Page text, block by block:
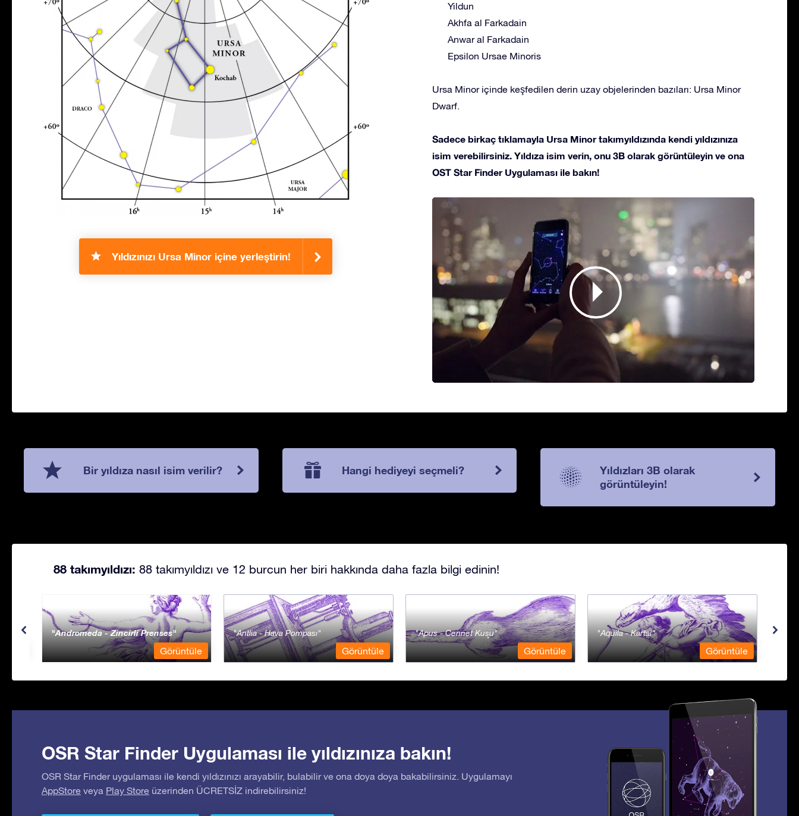
Yıldızınızı Ursa Minor içine yerleştirin!
Yildun
Akhfa al Farkadain
Anwar al Farkadain
Epsilon Ursae Minoris
Ursa Minor içinde keşfedilen derin uzay objelerinden bazıları: Ursa Minor
Dwarf.
Sadece birkaç tıklamayla Ursa Minor takımyıldızında kendi yıldızınıza
isim verebilirsiniz. Yıldıza isim verin, onu 3B olarak görüntüleyin ve ona
OST Star Finder Uygulaması ile bakın!
Bir yıldıza nasıl isim verilir? Hangi hediyeyi seçmeli?
Yıldızları 3B olarak
görüntüleyin!
88 takımyıldızı: 88 takımyıldızı ve 12 burcun her biri hakkında daha fazla bilgi edinin!
Andromeda - Zincirli Prenses
Görüntüle
Antlia - Hava Pompası
Görüntüle
Apus - Cennet Kuşu
Görüntüle
Aquila - Kartal
Görüntüle
OSR Star Finder Uygulaması ile yıldızınıza bakın!
OSR Star Finder uygulaması ile kendi yıldızınızı arayabilir, bulabilir ve ona doya doya bakabilirsiniz. Uygulamayı
AppStore veya Play Store üzerinden ÜCRETSİZ indirebilirsiniz!